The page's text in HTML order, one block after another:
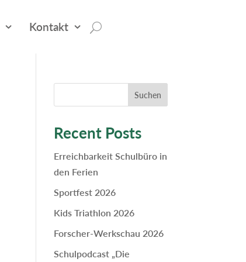
Kontakt
Suchen
Recent Posts
Erreichbarkeit Schulbüro in
den Ferien
Sportfest 2026
Kids Triathlon 2026
Forscher-Werkschau 2026
Schulpodcast „Die